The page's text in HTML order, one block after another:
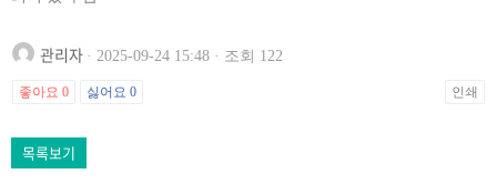
관리자 · 2025-09-24 15:48 · 조회 122
좋아요 0 싫어요 0 인쇄
목록보기